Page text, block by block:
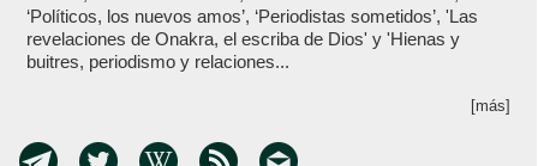
‘Políticos, los nuevos amos’, ‘Periodistas sometidos’, 'Las
revelaciones de Onakra, el escriba de Dios' y 'Hienas y
buitres, periodismo y relaciones...
[más]